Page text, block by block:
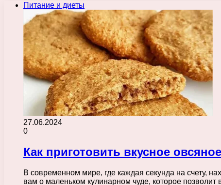
Питание и диеты
27.06.2024
0
Как приготовить вкусное
В современном мире, где каждая секунда на счету,
вам о маленьком кулинарном чуде, которое позволит